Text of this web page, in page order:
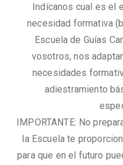
Indícanos cual es el
necesidad formativa
Escuela de Guías
vosotros, nos
necesidades
adiestramiento
IMPORTANTE: No
la Escuela te
para que en el futuro